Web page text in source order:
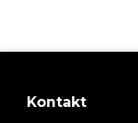
Kontakt